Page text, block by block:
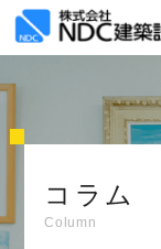
コラム
Column